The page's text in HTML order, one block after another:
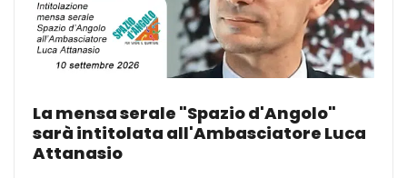
La mensa serale "Spazio d'Angolo"
sarà intitolata all'Ambasciatore Luca
Attanasio